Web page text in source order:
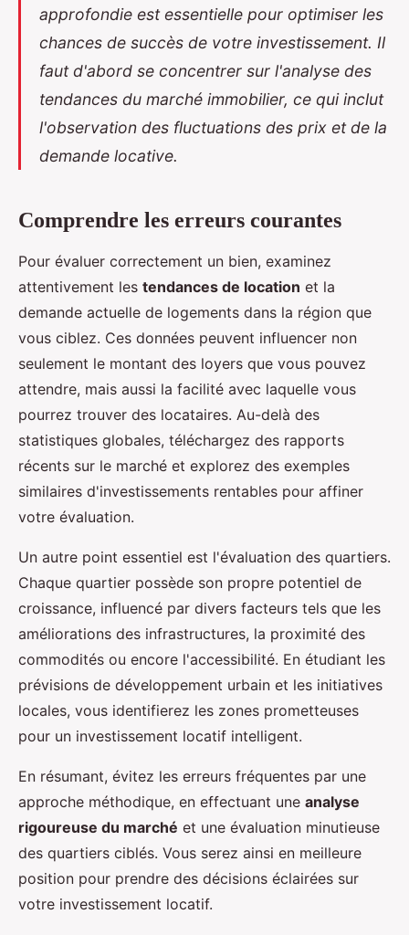
approfondie est essentielle pour optimiser les
chances de succès de votre investissement. Il
faut d'abord se concentrer sur l'analyse des
tendances du marché immobilier, ce qui inclut
l'observation des fluctuations des prix et de la
demande locative.
Comprendre les erreurs courantes
Pour évaluer correctement un bien, examinez
attentivement les tendances de location et la
demande actuelle de logements dans la région que
vous ciblez. Ces données peuvent influencer non
seulement le montant des loyers que vous pouvez
attendre, mais aussi la facilité avec laquelle vous
pourrez trouver des locataires. Au-delà des
statistiques globales, téléchargez des rapports
récents sur le marché et explorez des exemples
similaires d'investissements rentables pour affiner
votre évaluation.
Un autre point essentiel est l'évaluation des quartiers.
Chaque quartier possède son propre potentiel de
croissance, influencé par divers facteurs tels que les
améliorations des infrastructures, la proximité des
commodités ou encore l'accessibilité. En étudiant les
prévisions de développement urbain et les initiatives
locales, vous identifierez les zones prometteuses
pour un investissement locatif intelligent.
En résumant, évitez les erreurs fréquentes par une
approche méthodique, en effectuant une analyse
rigoureuse du marché et une évaluation minutieuse
des quartiers ciblés. Vous serez ainsi en meilleure
position pour prendre des décisions éclairées sur
votre investissement locatif.